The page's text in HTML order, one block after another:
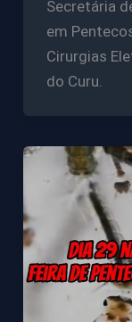
Secretária
em
Cirurgias
do Curu.